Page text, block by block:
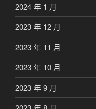
2024 年 1 月
2023 年 12 月
2023 年 11 月
2023 年 10 月
2023 年 9 月